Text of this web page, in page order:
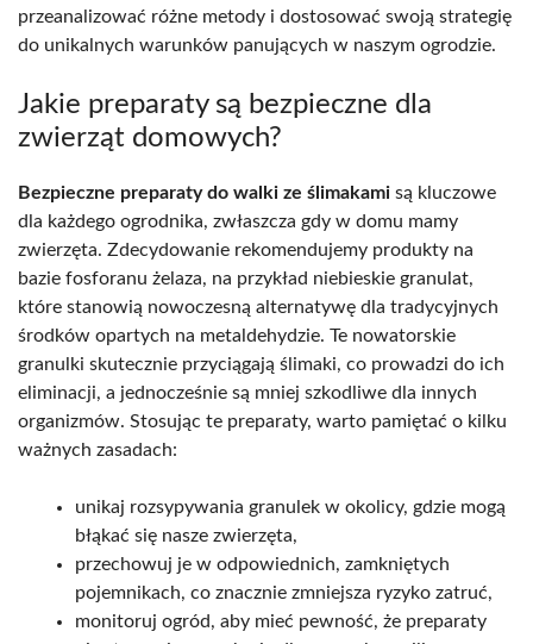
przeanalizować różne metody i dostosować swoją strategię
do unikalnych warunków panujących w naszym ogrodzie.
Jakie preparaty są bezpieczne dla
zwierząt domowych?
Bezpieczne preparaty do walki ze ślimakami są kluczowe
dla każdego ogrodnika, zwłaszcza gdy w domu mamy
zwierzęta. Zdecydowanie rekomendujemy produkty na
bazie fosforanu żelaza, na przykład niebieskie granulat,
które stanowią nowoczesną alternatywę dla tradycyjnych
środków opartych na metaldehydzie. Te nowatorskie
granulki skutecznie przyciągają ślimaki, co prowadzi do ich
eliminacji, a jednocześnie są mniej szkodliwe dla innych
organizmów. Stosując te preparaty, warto pamiętać o kilku
ważnych zasadach:
unikaj rozsypywania granulek w okolicy, gdzie mogą
błąkać się nasze zwierzęta,
przechowuj je w odpowiednich, zamkniętych
pojemnikach, co znacznie zmniejsza ryzyko zatruć,
monitoruj ogród, aby mieć pewność, że preparaty